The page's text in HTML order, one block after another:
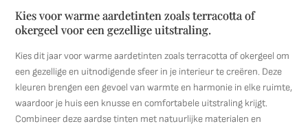
Kies voor warme aardetinten zoals terracotta of
okergeel voor een gezellige uitstraling.
Kies dit jaar voor warme aardetinten zoals terracotta of okergeel om
een gezellige en uitnodigende sfeer in je interieur te creëren. Deze
kleuren brengen een gevoel van warmte en harmonie in elke ruimte,
waardoor je huis een knusse en comfortabele uitstraling krijgt.
Combineer deze aardse tinten met natuurlijke materialen en